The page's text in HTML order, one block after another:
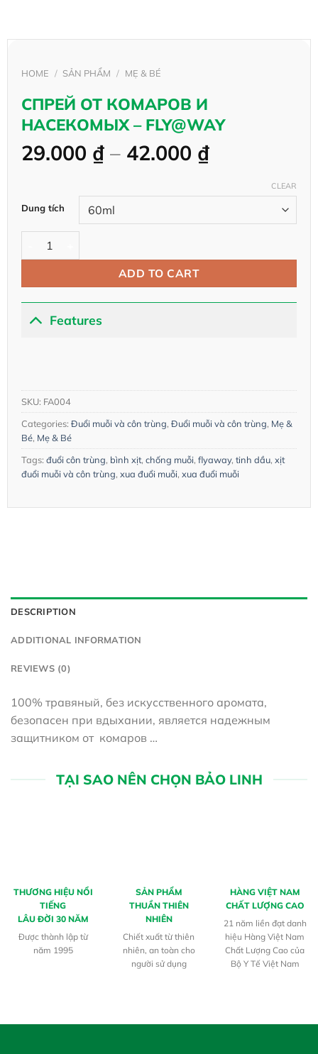
HOME / SẢN PHẨM / MẸ & BÉ
СПРЕЙ ОТ КОМАРОВ И
НАСЕКОМЫХ – FLY@WAY
29.000 ₫ – 42.000 ₫Price
29.000 ₫
through
42.000 ₫
Dung tích
CLEAR
СПРЕЙ ОТ КОМАРОВ И НАСЕКОМЫХ - FLY@WAY quantity
ADD TO CART
Features
SKU: FA004
Categories: Đuổi muỗi và côn trùng, Đuổi muỗi và côn trùng, Mẹ &
Bé, Mẹ & Bé
Tags: đuổi côn trùng, bình xịt, chống muỗi, flyaway, tinh dầu, xịt
đuổi muỗi và côn trùng, xua đuổi muỗi, xua đuổi muỗi
DESCRIPTION
ADDITIONAL INFORMATION
REVIEWS (0)
100% травяный, без искусственного аромата,
безопасен при вдыхании, является надежным
защитником от комаров …
TẠI SAO NÊN CHỌN BẢO LINH
THƯƠNG HIỆU NỔI
TIẾNG
LÂU ĐỜI 30 NĂM
Được thành lập từ
năm 1995
SẢN PHẨM
THUẦN THIÊN
NHIÊN
Chiết xuất từ thiên
nhiên, an toàn cho
người sử dụng
HÀNG VIỆT NAM
CHẤT LƯỢNG CAO
21 năm liền đạt danh
hiệu Hàng Việt Nam
Chất Lượng Cao của
Bộ Y Tế Việt Nam